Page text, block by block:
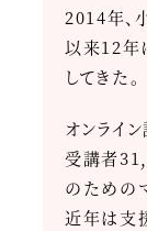
2014年、
以来12年
してきた。
オンライ
受講者
のための
近年は支